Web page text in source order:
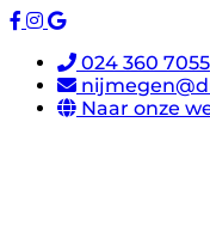
024 360 7055
Naar onze